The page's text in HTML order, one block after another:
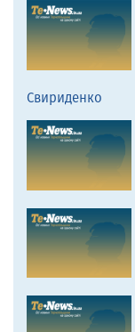
Свириденко